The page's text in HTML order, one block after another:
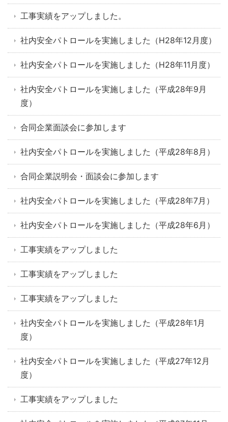
工事実績をアップしました。
社内安全パトロールを実施しました（H28年12月度）
社内安全パトロールを実施しました（H28年11月度）
社内安全パトロールを実施しました（平成28年9月
度）
合同企業面談会に参加します
社内安全パトロールを実施しました（平成28年8月）
合同企業説明会・面談会に参加します
社内安全パトロールを実施しました（平成28年7月）
社内安全パトロールを実施しました（平成28年6月）
工事実績をアップしました
工事実績をアップしました
工事実績をアップしました
社内安全パトロールを実施しました（平成28年1月
度）
社内安全パトロールを実施しました（平成27年12月
度）
工事実績をアップしました